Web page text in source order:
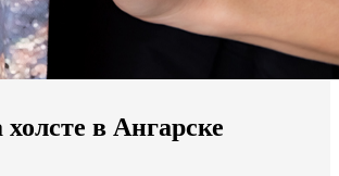
всему мирув Ангарске